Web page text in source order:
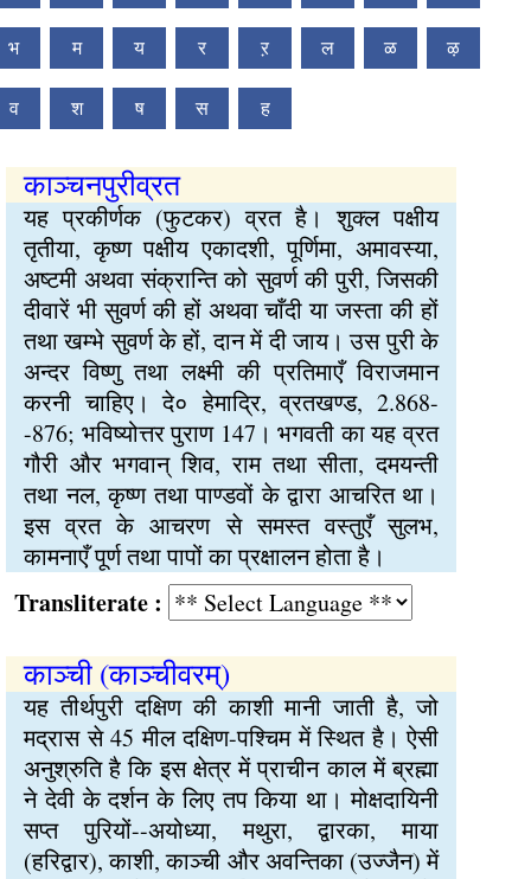
भ म य र ऱ ल ळ ऴ
व श ष स ह
काञ्चनपुरीव्रत
यह प्रकीर्णक (फुटकर) व्रत है। शुक्ल पक्षीय
तृतीया, कृष्ण पक्षीय एकादशी, पूर्णिमा, अमावस्या,
अष्टमी अथवा संक्रान्ति को सुवर्ण की पुरी, जिसकी
दीवारें भी सुवर्ण की हों अथवा चाँदी या जस्ता की हों
तथा खम्भे सुवर्ण के हों, दान में दी जाय। उस पुरी के
अन्दर विष्णु तथा लक्ष्मी की प्रतिमाएँ विराजमान
करनी चाहिए। दे० हेमाद्रि, व्रतखण्ड, 2.868-
-876; भविष्‍योत्तर पुराण 147। भगवती का यह व्रत
गौरी और भगवान् शिव, राम तथा सीता, दमयन्ती
तथा नल, कृष्ण तथा पाण्डवों के द्वारा आचरित था।
इस व्रत के आचरण से समस्त वस्तुएँ सुलभ,
कामनाएँ पूर्ण तथा पापों का प्रक्षालन होता है।
:
काञ्ची (काञ्चीवरम्)
यह तीर्थपुरी दक्षिण की काशी मानी जाती है, जो
मद्रास से 45 मील दक्षिण-पश्चिम में स्थित है। ऐसी
अनुश्रुति है कि इस क्षेत्र में प्राचीन काल में ब्रह्मा
ने देवी के दर्शन के लिए तप किया था। मोक्षदायिनी
सप्त पुरियों--अयोध्या, मथुरा, द्वारका, माया
(हरिद्वार), काशी, काञ्ची और अवन्तिका (उज्जैन) में